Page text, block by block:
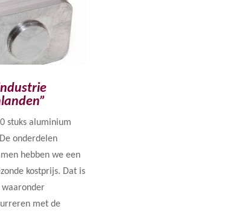
stuks aluminium
onderdelen
hebben we een
kostprijs. Dat is
waaronder
met de